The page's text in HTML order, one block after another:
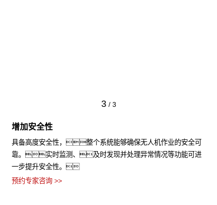
3 / 3
增加安全性
具备高度安全性，整个系统能够确保无人机作业的安全可
靠。实时监测、及时发现并处理异常情况等功能可进
一步提升安全性。
预约专家咨询 >>